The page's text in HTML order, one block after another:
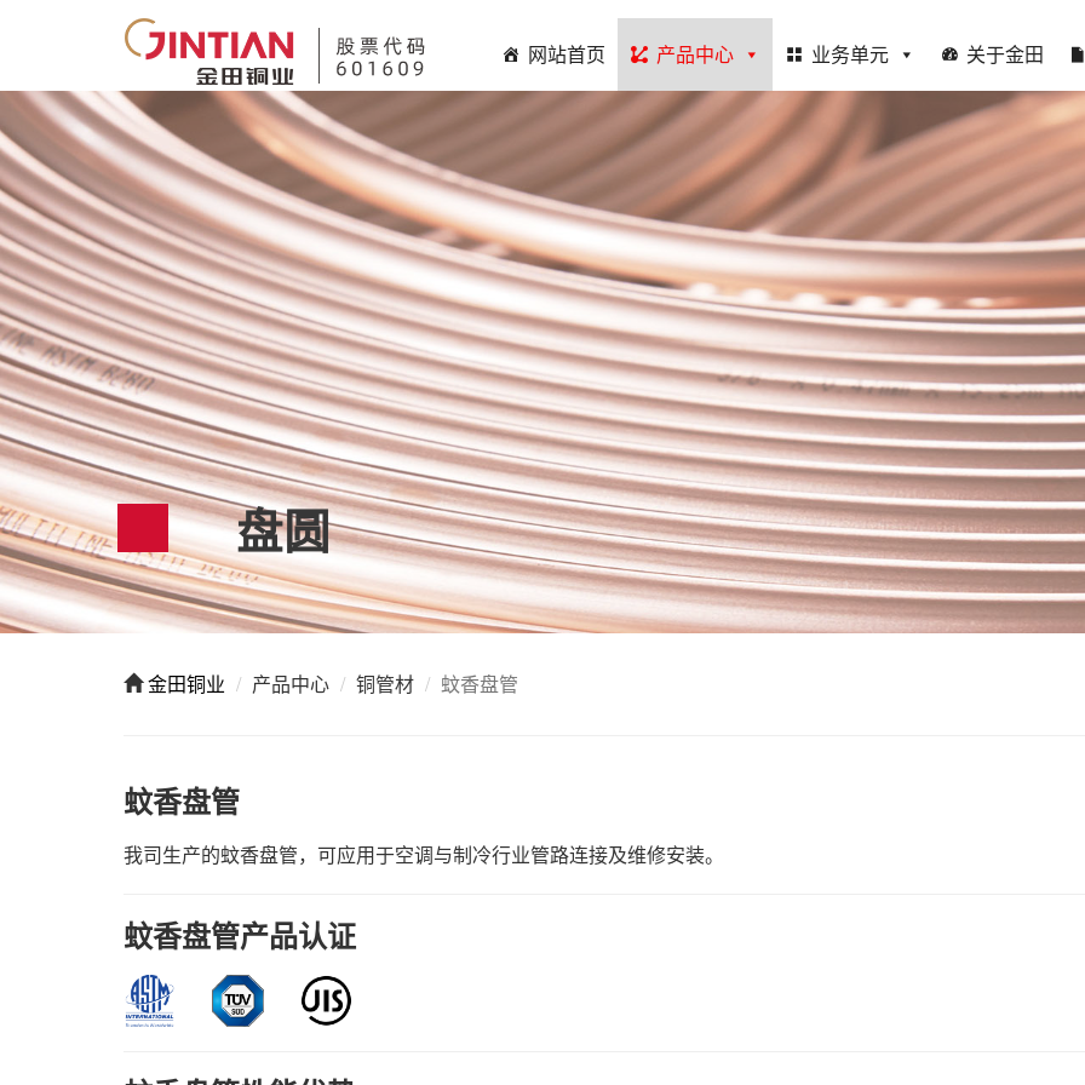
网站首页 产品中心 业务单元 关于金田
盘圆
HHHHH
金田铜业 产品中心 铜管材 蚊香盘管
蚊香盘管
我司生产的蚊香盘管，可应用于空调与制冷行业管路连接及维修安装。
蚊香盘管产品认证